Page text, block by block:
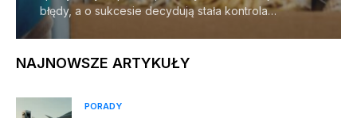
błędy, a o sukcesie decydują stała kontrola…
NAJNOWSZE ARTYKUŁY
PORADY